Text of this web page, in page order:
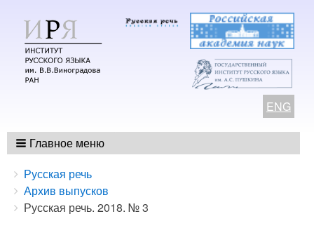
ENG
Главное меню
Breadcrumbs
You
are
here:
Русская речь
Архив выпусков
Русская речь. 2018. № 3